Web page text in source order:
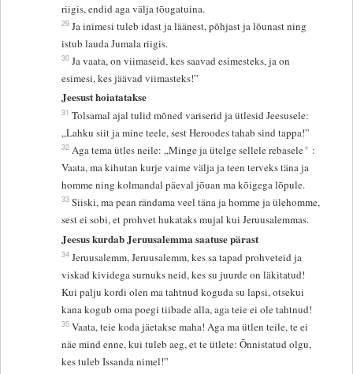
riigis, endid aga välja tõugatuina.
29 Ja inimesi tuleb idast ja läänest, põhjast ja lõunast ning
istub lauda Jumala riigis.
30 Ja vaata, on viimaseid, kes saavad esimesteks, ja on
esimesi, kes jäävad viimasteks!”
Jeesust hoiatatakse
31 Tolsamal ajal tulid mõned variserid ja ütlesid Jeesusele:
„Lahku siit ja mine teele, sest Heroodes tahab sind tappa!”
32 Aga tema ütles neile: „Minge ja ütelge sellele rebasele+ :
Vaata, ma kihutan kurje vaime välja ja teen terveks täna ja
homme ning kolmandal päeval jõuan ma kõigega lõpule.
33 Siiski, ma pean rändama veel täna ja homme ja ülehomme,
sest ei sobi, et prohvet hukataks mujal kui Jeruusalemmas.
Jeesus kurdab Jeruusalemma saatuse pärast
34 Jeruusalemm, Jeruusalemm, kes sa tapad prohveteid ja
viskad kividega surnuks neid, kes su juurde on läkitatud!
Kui palju kordi olen ma tahtnud koguda su lapsi, otsekui
kana kogub oma poegi tiibade alla, aga teie ei ole tahtnud!
35 Vaata, teie koda jäetakse maha! Aga ma ütlen teile, te ei
näe mind enne, kui tuleb aeg, et te ütlete: Õnnistatud olgu,
kes tuleb Issanda nimel!”